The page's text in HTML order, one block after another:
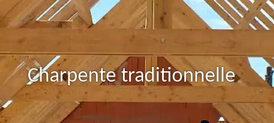
Charpente traditionnelle